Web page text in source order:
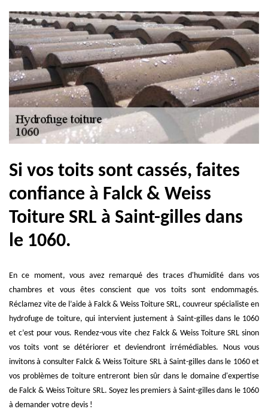
Si vos toits sont cassés, faites
confiance à Falck & Weiss
Toiture SRL à Saint-gilles dans
le 1060.
En ce moment, vous avez remarqué des traces d'humidité dans vos
chambres et vous êtes conscient que vos toits sont endommagés.
Réclamez vite de l’aide à Falck & Weiss Toiture SRL, couvreur spécialiste en
hydrofuge de toiture, qui intervient justement à Saint-gilles dans le 1060
et c’est pour vous. Rendez-vous vite chez Falck & Weiss Toiture SRL sinon
vos toits vont se détériorer et deviendront irrémédiables. Nous vous
invitons à consulter Falck & Weiss Toiture SRL à Saint-gilles dans le 1060 et
vos problèmes de toiture entreront bien sûr dans le domaine d'expertise
de Falck & Weiss Toiture SRL. Soyez les premiers à Saint-gilles dans le 1060
à demander votre devis !